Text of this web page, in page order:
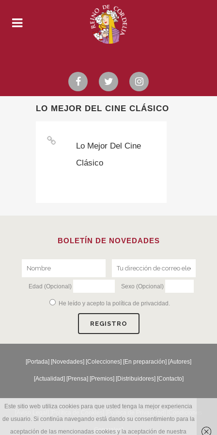
LO MEJOR DEL CINE CLÁSICO
Lo Mejor Del Cine
Clásico
BOLETÍN DE NOVEDADES
Edad (Opcional) Sexo (Opcional)
He leído y acepto la política de privacidad .
[Portada] [Novedades] [Colecciones] [En preparación] [Autores]
[Actualidad] [Prensa] [Premios] [Distribuidores] [Contacto]
Generales ]
Este sitio web utiliza cookies para que usted tenga la mejor experiencia
de usuario. Si continúa navegando está dando su consentimiento para la
aceptación de las mencionadas cookies y la aceptación de nuestra